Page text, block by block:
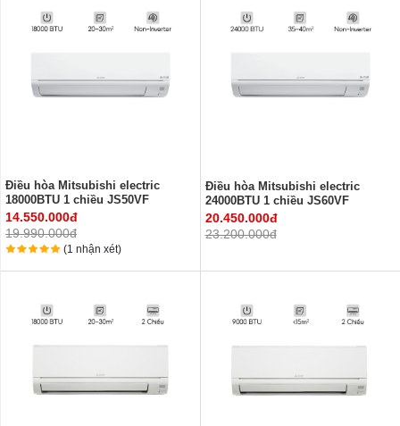
Điều hòa Mitsubishi electric
18000BTU 1 chiều JS50VF
14.550.000đ
19.990.000đ
(1 nhận xét)
Điều hòa Mitsubishi electric
24000BTU 1 chiều JS60VF
20.450.000đ
23.200.000đ